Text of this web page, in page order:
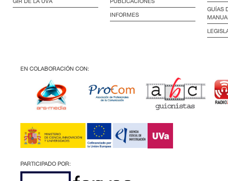
INFORMES
GUÍAS
EN COLABORACIÓN CON:
PARTICIPADO POR: